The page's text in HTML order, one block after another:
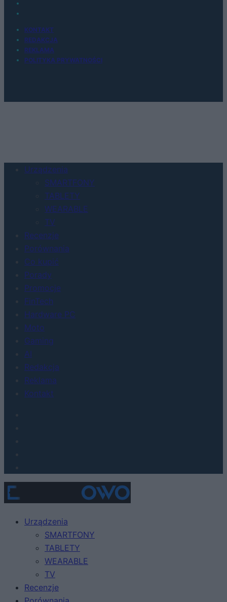
KONTAKT
REDAKCJA
REKLAMA
POLITYKA PRYWATNOŚCI
Urządzenia
SMARTFONY
TABLETY
WEARABLE
TV
Recenzje
Porównania
Co kupić
Porady
Promocje
FinTech
Hardware PC
Moto
Gaming
AI
Redakcja
Reklama
Kontakt
Urządzenia
SMARTFONY
TABLETY
WEARABLE
TV
Recenzje